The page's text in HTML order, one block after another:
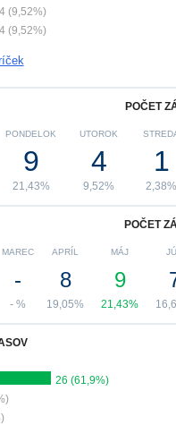
4 (9,52%)
4 (9,52%)
POČET
PONDELOK
9
21,43%
UTOROK
4
9,52%
1
2,38%
POČET
MAREC
-
- %
APRÍL
8
19,05%
MÁJ
9
21,43%
26 (61,9%)